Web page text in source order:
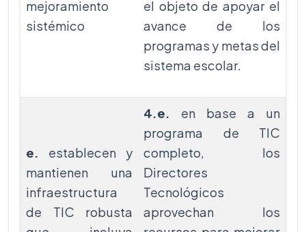
mejoramiento
sistémico
el objeto de apoyar el
avance de los
programas y metas del
sistema escolar.
e. establecen y
mantienen una
infraestructura
de TIC robusta
4.e. en base a un
programa de TIC
completo, los
Directores
Tecnológicos
aprovechan los